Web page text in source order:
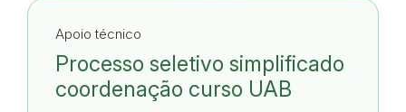
Apoio técnico
Processo seletivo simplificado
coordenação curso UAB